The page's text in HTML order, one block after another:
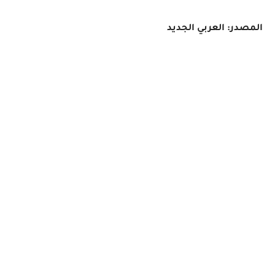
المصدر: العربي الجديد